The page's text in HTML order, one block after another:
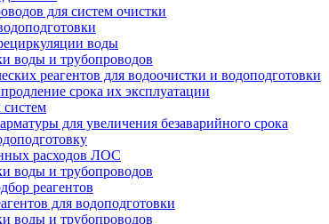
для систем очистки
воды
воды и трубопроводов
реагентов для водоочистки и водоподготовки
срока их эксплуатации
для увеличения безаварийного срока
расходов ЛОС
воды и трубопроводов
реагентов
для водоподготовки
воды и трубопроводов